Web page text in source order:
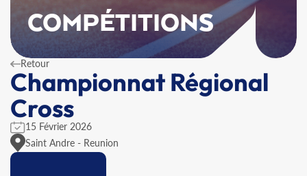
COMPÉTITIONS
Retour
Championnat Régional
Cross
15 Février 2026
Saint Andre - Reunion